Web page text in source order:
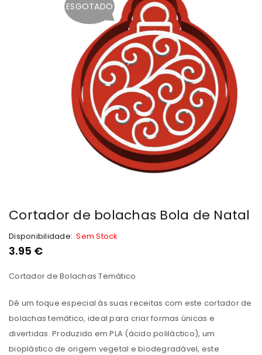
ESGOTADO
Cortador de bolachas Bola de Natal
Disponibilidade: Sem Stock
3.95 €
Cortador de Bolachas Temático
Dê um toque especial às suas receitas com este cortador de
bolachas temático, ideal para criar formas únicas e
divertidas. Produzido em PLA (ácido poliláctico), um
bioplástico de origem vegetal e biodegradável, este